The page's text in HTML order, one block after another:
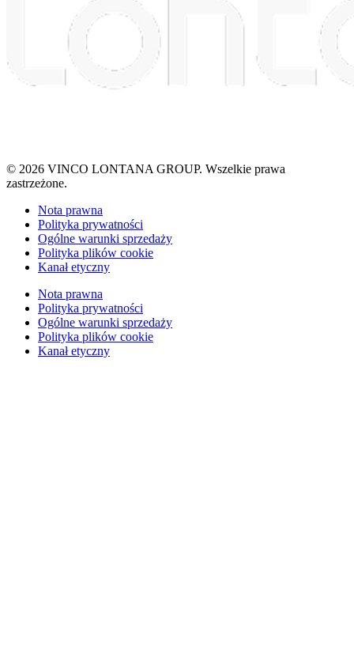
© 2026 VINCO LONTANA GROUP. Wszelkie prawa
zastrzeżone.
Nota prawna
Polityka prywatności
Ogólne warunki sprzedaży
Polityka plików cookie
Kanał etyczny
Nota prawna
Polityka prywatności
Ogólne warunki sprzedaży
Polityka plików cookie
Kanał etyczny